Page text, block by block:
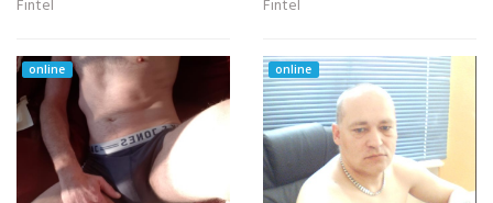
Fintel
Fintel
online online